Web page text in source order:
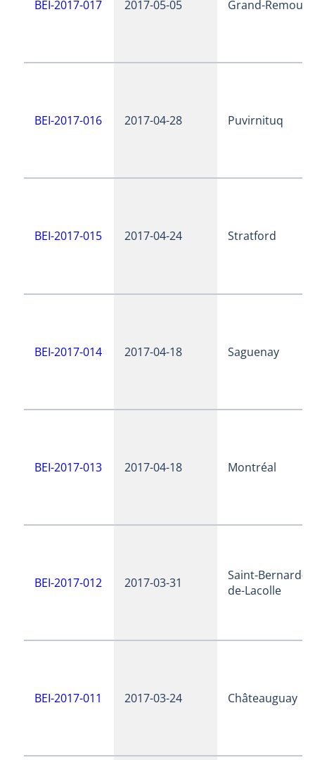
BEI-2017-017 2017-05-05 Grand-Remous
BEI-2017-016 2017-04-28 Puvirnituq
BEI-2017-015 2017-04-24 Stratford
BEI-2017-014 2017-04-18 Saguenay
BEI-2017-013 2017-04-18 Montréal
BEI-2017-012 2017-03-31
Saint-Bernard-
de-Lacolle
BEI-2017-011 2017-03-24 Châteauguay